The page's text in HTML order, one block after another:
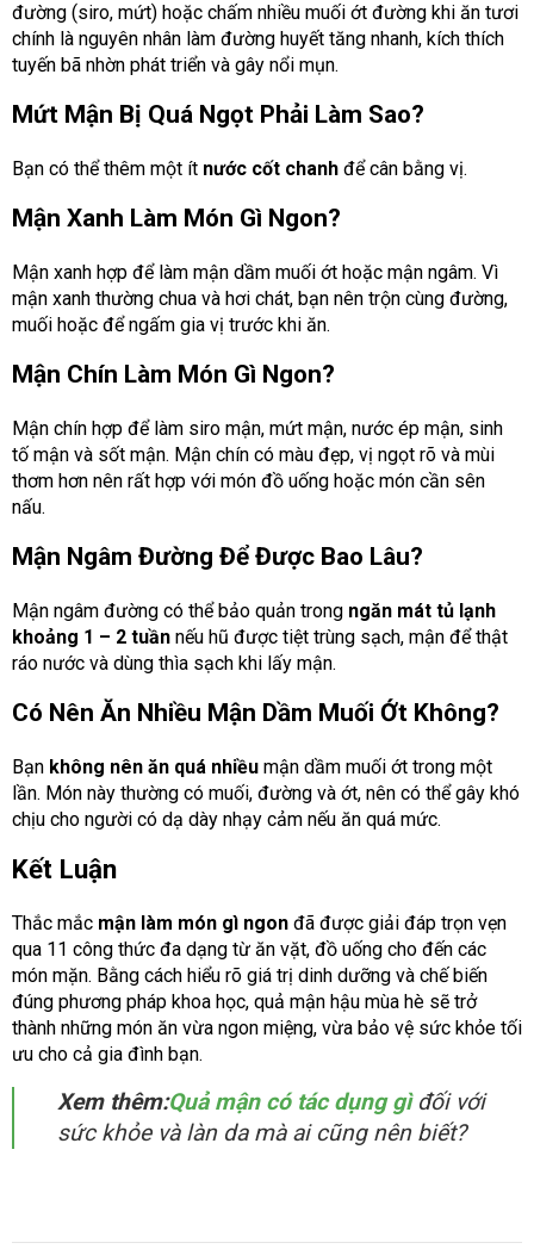
đường (siro, mứt) hoặc chấm nhiều muối ớt đường khi ăn tươi
chính là nguyên nhân làm đường huyết tăng nhanh, kích thích
tuyến bã nhờn phát triển và gây nổi mụn.
Mứt Mận Bị Quá Ngọt Phải Làm Sao?
Bạn có thể thêm một ít nước cốt chanh để cân bằng vị.
Mận Xanh Làm Món Gì Ngon?
Mận xanh hợp để làm mận dầm muối ớt hoặc mận ngâm. Vì
mận xanh thường chua và hơi chát, bạn nên trộn cùng đường,
muối hoặc để ngấm gia vị trước khi ăn.
Mận Chín Làm Món Gì Ngon?
Mận chín hợp để làm siro mận, mứt mận, nước ép mận, sinh
tố mận và sốt mận. Mận chín có màu đẹp, vị ngọt rõ và mùi
thơm hơn nên rất hợp với món đồ uống hoặc món cần sên
nấu.
Mận Ngâm Đường Để Được Bao Lâu?
Mận ngâm đường có thể bảo quản trong ngăn mát tủ lạnh
khoảng 1 – 2 tuần nếu hũ được tiệt trùng sạch, mận để thật
ráo nước và dùng thìa sạch khi lấy mận.
Có Nên Ăn Nhiều Mận Dầm Muối Ớt Không?
Bạn không nên ăn quá nhiều mận dầm muối ớt trong một
lần. Món này thường có muối, đường và ớt, nên có thể gây khó
chịu cho người có dạ dày nhạy cảm nếu ăn quá mức.
Kết Luận
Thắc mắc mận làm món gì ngon đã được giải đáp trọn vẹn
qua 11 công thức đa dạng từ ăn vặt, đồ uống cho đến các
món mặn. Bằng cách hiểu rõ giá trị dinh dưỡng và chế biến
đúng phương pháp khoa học, quả mận hậu mùa hè sẽ trở
thành những món ăn vừa ngon miệng, vừa bảo vệ sức khỏe tối
ưu cho cả gia đình bạn.
Xem thêm:Quả mận có tác dụng gìđối với
sức khỏe và làn da mà ai cũng nên biết?